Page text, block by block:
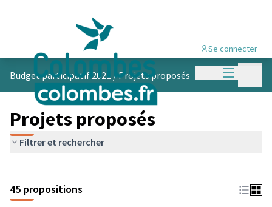
Menu
Se connecter
Budget participatif 2021 /Projets proposés
Projets proposés
Filtrer et rechercher
45 propositions